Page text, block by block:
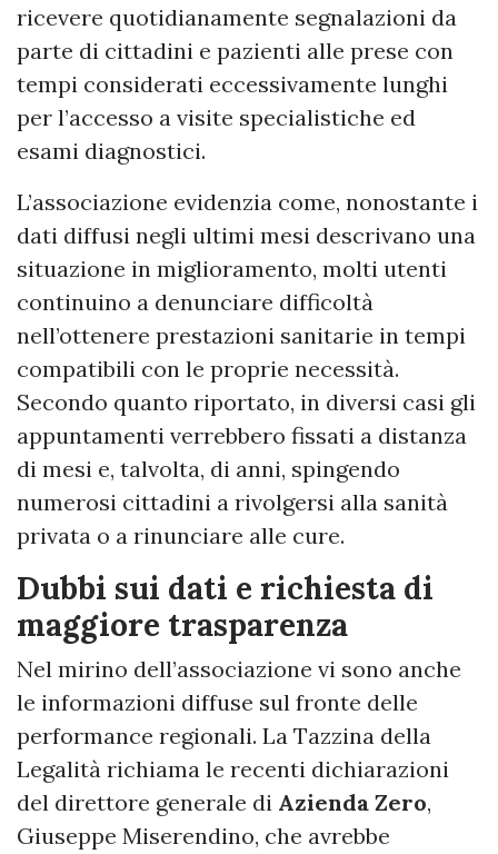
ricevere quotidianamente segnalazioni da
parte di cittadini e pazienti alle prese con
tempi considerati eccessivamente lunghi
per l’accesso a visite specialistiche ed
esami diagnostici.
L’associazione evidenzia come, nonostante i
dati diffusi negli ultimi mesi descrivano una
situazione in miglioramento, molti utenti
continuino a denunciare difficoltà
nell’ottenere prestazioni sanitarie in tempi
compatibili con le proprie necessità.
Secondo quanto riportato, in diversi casi gli
appuntamenti verrebbero fissati a distanza
di mesi e, talvolta, di anni, spingendo
numerosi cittadini a rivolgersi alla sanità
privata o a rinunciare alle cure.
Dubbi sui dati e richiesta di
maggiore trasparenza
Nel mirino dell’associazione vi sono anche
le informazioni diffuse sul fronte delle
performance regionali. La Tazzina della
Legalità richiama le recenti dichiarazioni
del direttore generale di Azienda Zero,
Giuseppe Miserendino, che avrebbe